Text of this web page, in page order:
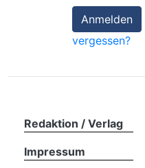
Paper
App
vergessen?
Redaktion / Verlag
Impressum